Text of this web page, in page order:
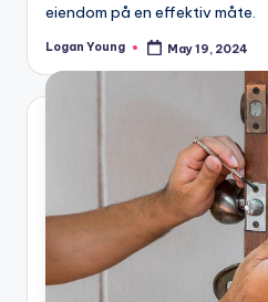
eiendom på en effektiv måte.
Posted
Logan Young May 19, 2024